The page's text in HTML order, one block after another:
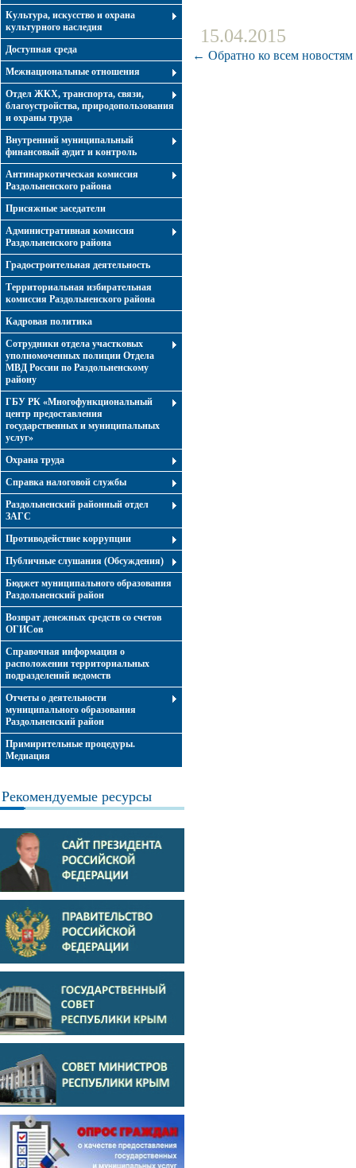
Культура, искусство и охрана
культурного наследия
Доступная среда
Межнациональные отношения
Отдел ЖКХ, транспорта, связи,
благоустройства, природопользования
и охраны труда
Внутренний муниципальный
финансовый аудит и контроль
Антинаркотическая комиссия
Раздольненского района
Присяжные заседатели
Административная комиссия
Раздольненского района
Градостроительная деятельность
Территориальная избирательная
комиссия Раздольненского района
Кадровая политика
Сотрудники отдела участковых
уполномоченных полиции Отдела
МВД России по Раздольненскому
району
ГБУ РК «Многофункциональный
центр предоставления
государственных и муниципальных
услуг»
Охрана труда
Справка налоговой службы
Раздольненский районный отдел
ЗАГС
Противодействие коррупции
Публичные слушания (Обсуждения)
Бюджет муниципального образования
Раздольненский район
Возврат денежных средств со счетов
ОГИСов
Справочная информация о
расположении территориальных
подразделений ведомств
Отчеты о деятельности
муниципального образования
Раздольненский район
Примирительные процедуры.
Медиация
Рекомендуемые ресурсы
15.04.2015
← Обратно ко всем новостям